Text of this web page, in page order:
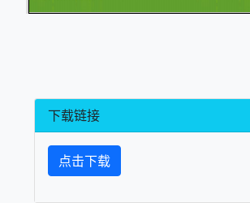
下载链接
点击下载